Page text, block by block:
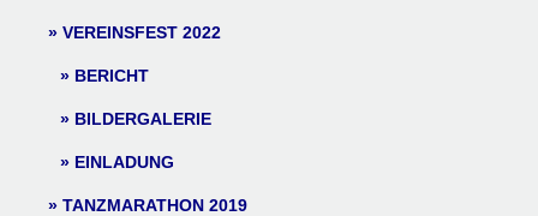
VEREINSFEST 2022
BERICHT
BILDERGALERIE
EINLADUNG
TANZMARATHON 2019